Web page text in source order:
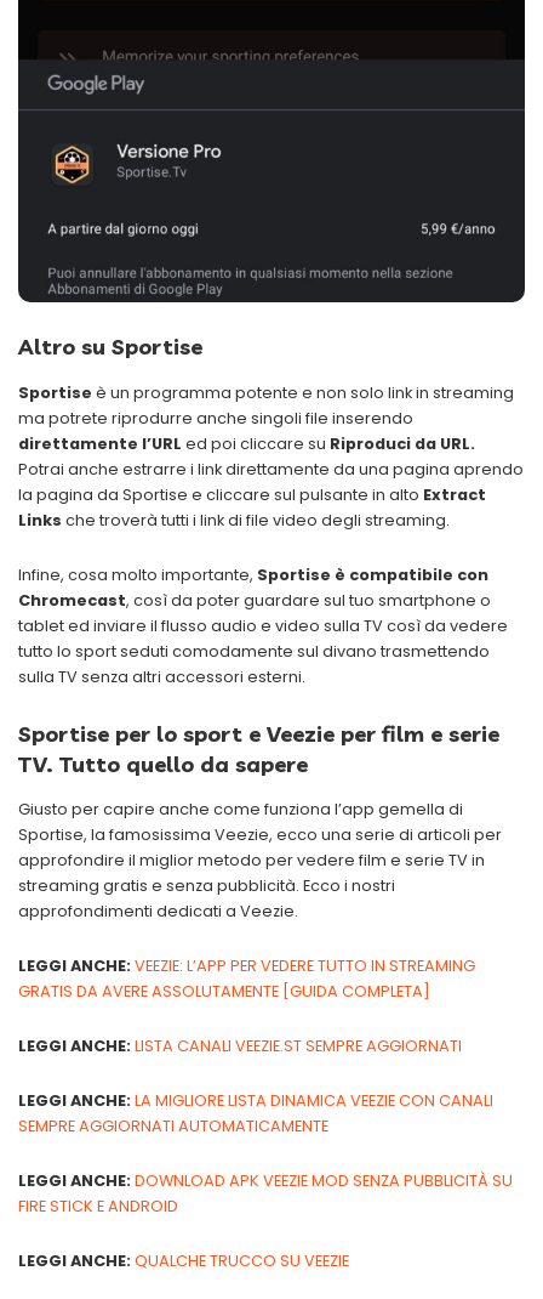
Altro su Sportise
Sportise è un programma potente e non solo link in streaming
ma potrete riprodurre anche singoli file inserendo
direttamente l’URL ed poi cliccare su Riproduci da URL.
Potrai anche estrarre i link direttamente da una pagina aprendo
la pagina da Sportise e cliccare sul pulsante in alto Extract
Links che troverà tutti i link di file video degli streaming.
Infine, cosa molto importante, Sportise è compatibile con
Chromecast, così da poter guardare sul tuo smartphone o
tablet ed inviare il flusso audio e video sulla TV così da vedere
tutto lo sport seduti comodamente sul divano trasmettendo
sulla TV senza altri accessori esterni.
Sportise per lo sport e Veezie per film e serie
TV. Tutto quello da sapere
Giusto per capire anche come funziona l’app gemella di
Sportise, la famosissima Veezie, ecco una serie di articoli per
approfondire il miglior metodo per vedere film e serie TV in
streaming gratis e senza pubblicità. Ecco i nostri
approfondimenti dedicati a Veezie.
LEGGI ANCHE: VEEZIE: L’APP PER VEDERE TUTTO IN STREAMING
GRATIS DA AVERE ASSOLUTAMENTE [GUIDA COMPLETA]
LEGGI ANCHE: LISTA CANALI VEEZIE.ST SEMPRE AGGIORNATI
LEGGI ANCHE: LA MIGLIORE LISTA DINAMICA VEEZIE CON CANALI
SEMPRE AGGIORNATI AUTOMATICAMENTE
LEGGI ANCHE: DOWNLOAD APK VEEZIE MOD SENZA PUBBLICITÀ SU
FIRE STICK E ANDROID
LEGGI ANCHE: QUALCHE TRUCCO SU VEEZIE